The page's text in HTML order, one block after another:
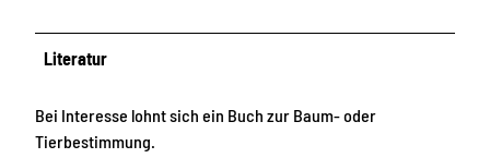
Literatur
Bei Interesse lohnt sich ein Buch zur Baum- oder
Tierbestimmung.